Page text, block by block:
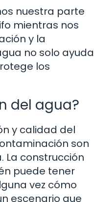
nuestra parte
mientras nos
y la
no solo ayuda
los
del agua?
y calidad del
son
La construcción
puede tener
vez cómo
escenario que